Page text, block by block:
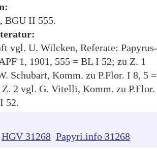
BGU II 555.
vgl. U. Wilcken, Referate: Papyrus-
1, 1901, 555 = BL I 52; zu Z. 1
Schubart, Komm. zu P.Flor. I 8, 5 =
2 vgl. G. Vitelli, Komm. zu P.Flor.
52.
HGV 31268 Papyri.info 31268